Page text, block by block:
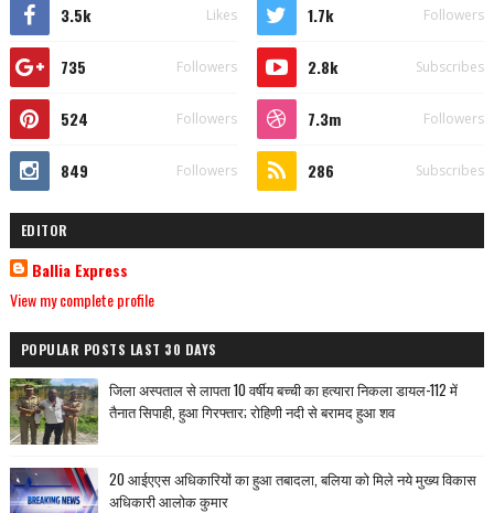
3.5k Likes 1.7k Followers
735 Followers 2.8k Subscribes
524 Followers 7.3m Followers
849 Followers 286 Subscribes
EDITOR
Ballia Express
View my complete profile
POPULAR POSTS LAST 30 DAYS
जिला अस्पताल से लापता 10 वर्षीय बच्ची का हत्यारा निकला डायल-112 में
तैनात सिपाही, हुआ गिरफ्तार; रोहिणी नदी से बरामद हुआ शव
20 आईएएस अधिकारियों का हुआ तबादला, बलिया को मिले नये मुख्य विकास
अधिकारी आलोक कुमार